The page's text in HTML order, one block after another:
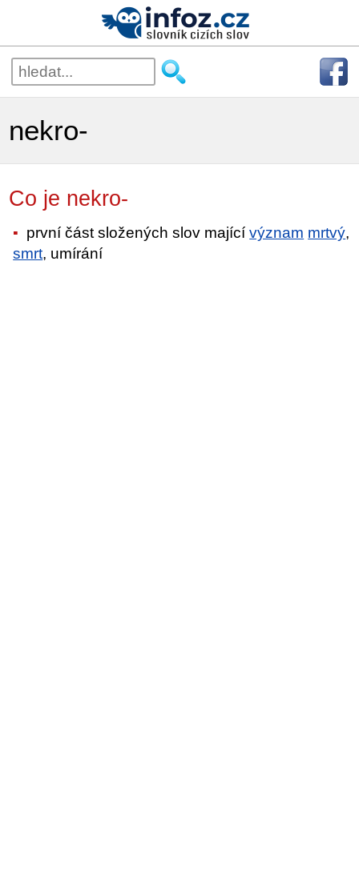
nekro-
Co je nekro-
první část složených slov majícívýznam mrtvý,
smrt, umírání